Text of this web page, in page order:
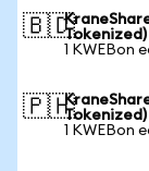
🇧🇩
1 KWEBon
🇵🇭Tokenized)
1 KWEBon